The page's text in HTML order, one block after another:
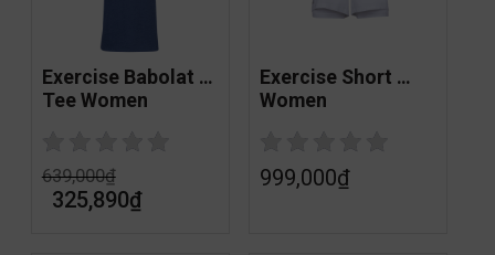
Exercise Babolat
Tee Women
639,000₫
325,890₫
Exercise Short
Women
999,000₫